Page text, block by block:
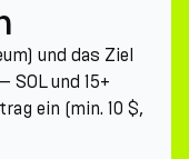
und das Ziel
und 15+
ein (min. 10 $,